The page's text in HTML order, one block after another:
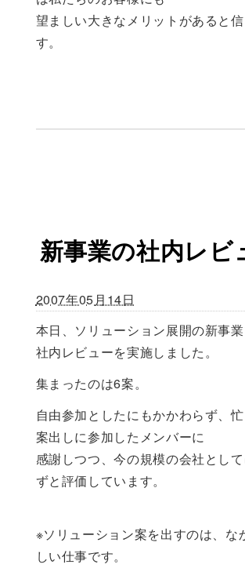
望ましい大きなメリットがあると
す。
新事業の社内レビ
2007年05月14日
本日、ソリューション展開の新事
社内レビューを実施しました。
集まったのは6案。
自由参加としたにもかかわらず、
案出しに参加したメンバーに
感謝しつつ、今の規模の会社とし
ずと評価しています。
※ソリューション案を出すのは、な
しい仕事です。